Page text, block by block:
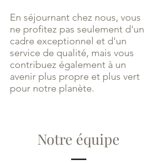
En séjournant chez nous, vous
ne profitez pas seulement d'un
cadre exceptionnel et d'un
service de qualité, mais vous
contribuez également à un
avenir plus propre et plus vert
pour notre planète.
Notre équipe